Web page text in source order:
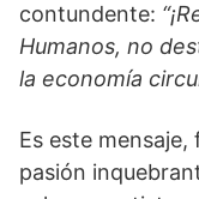
contundente:
Humanos, no
la economía
Es este
pasión